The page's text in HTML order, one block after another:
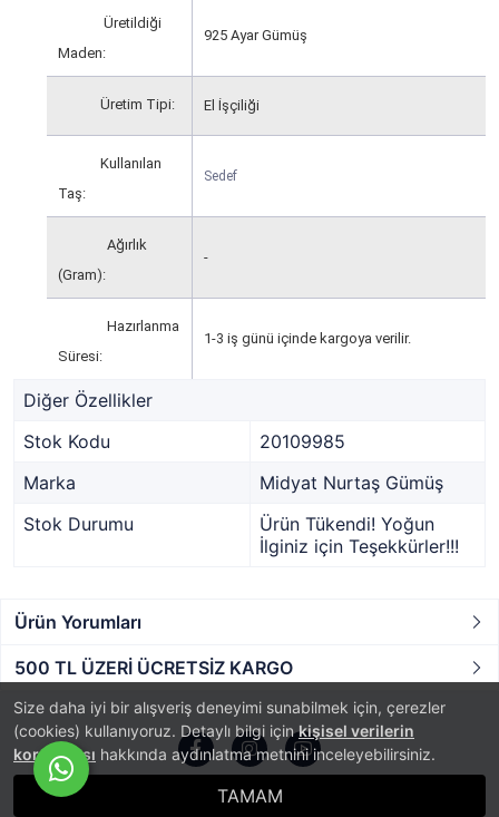
Size daha iyi bir alışveriş deneyimi sunabilmek için, çerezler
(cookies) kullanıyoruz. Detaylı bilgi içinkişisel verilerin
korunması hakkında aydınlatma metnini inceleyebilirsiniz.
TAMAM
Üretildiği
Maden:
925 Ayar Gümüş
Üretim Tipi: El İşçiliği
Kullanılan
Taş:
Sedef
Ağırlık
(Gram):
-
Hazırlanma
Süresi:
1-3 iş günü içinde kargoya verilir.
Diğer Özellikler
Stok Kodu
20109985
Marka
Midyat Nurtaş Gümüş
Stok Durumu
Ürün Tükendi! Yoğun
İlginiz için Teşekkürler!!!
Ürün Yorumları
500 TL ÜZERİ ÜCRETSİZ KARGO
E-Ticaret Sistemi